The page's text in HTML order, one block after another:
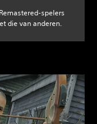
spelers
die van anderen.